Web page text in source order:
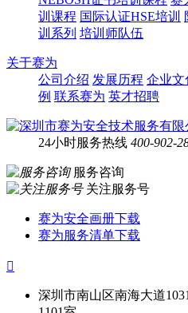
训课程 国际认证HSE培训
训系列 培训师队伍
关于赛为
公司介绍 发展历程 企业文
例 联系赛为 英才招聘
24小时服务热线 400-902-
服务咨询
关注服务号
赛为安全画册下载
赛为服务清单下载

深圳市南山区南海大道